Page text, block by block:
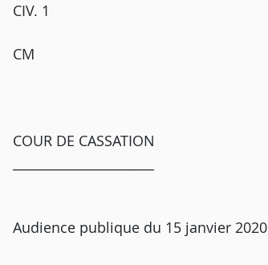
CIV. 1
CM
COUR DE CASSATION
Audience publique du 15 janvier 2020